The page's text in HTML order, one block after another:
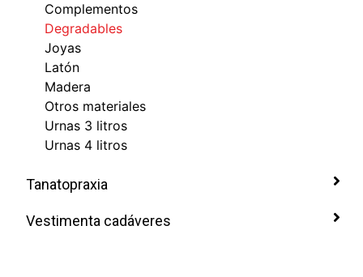
Complementos
Degradables
Joyas
Latón
Madera
Otros materiales
Urnas 3 litros
Urnas 4 litros
Tanatopraxia
Vestimenta cadáveres